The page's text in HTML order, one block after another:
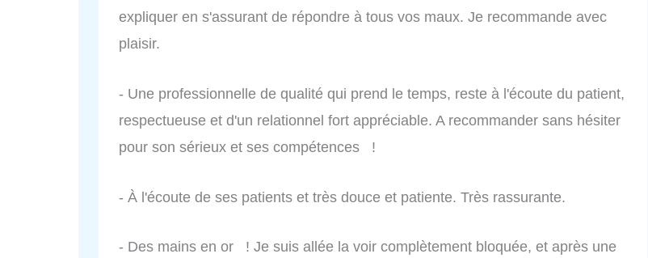
expliquer en s'assurant de répondre à tous vos maux. Je recommande avec
plaisir.
- Une professionnelle de qualité qui prend le temps, reste à l'écoute du patient,
respectueuse et d'un relationnel fort appréciable. A recommander sans hésiter
pour son sérieux et ses compétences !
- À l'écoute de ses patients et très douce et patiente. Très rassurante.
- Des mains en or ! Je suis allée la voir complètement bloquée, et après une